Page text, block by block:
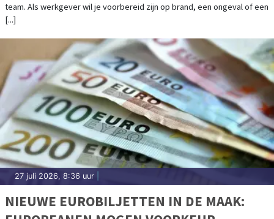
team. Als werkgever wil je voorbereid zijn op brand, een ongeval of een
[...]
27 juli 2026, 8:36 uur
NIEUWE EUROBILJETTEN IN DE MAAK: